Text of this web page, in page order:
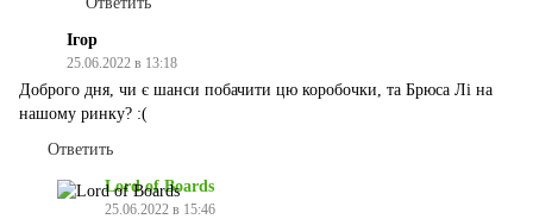
Ігор
25.06.2022 в 13:18
Доброго дня, чи є шанси побачити цю коробочки, та Брюса Лі на
нашому ринку? :(
Ответить
Lord of Boards
25.06.2022 в 15:46